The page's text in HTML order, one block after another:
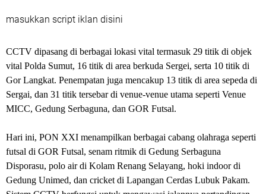
masukkan script iklan disini
CCTV dipasang di berbagai lokasi vital termasuk 29 titik di objek
vital Polda Sumut, 16 titik di area berkuda Sergei, serta 10 titik di
Gor Langkat. Penempatan juga mencakup 13 titik di area sepeda di
Sergai, dan 31 titik tersebar di venue-venue utama seperti Venue
MICC, Gedung Serbaguna, dan GOR Futsal.
Hari ini, PON XXI menampilkan berbagai cabang olahraga seperti
futsal di GOR Futsal, senam ritmik di Gedung Serbaguna
Disporasu, polo air di Kolam Renang Selayang, hoki indoor di
Gedung Unimed, dan cricket di Lapangan Cerdas Lubuk Pakam.